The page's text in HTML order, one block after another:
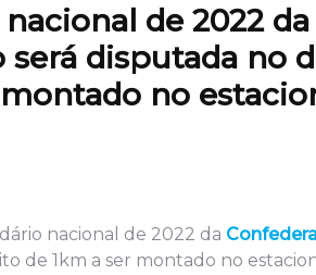
de 2022 da
disputada no
no
nacional de 2022 da
de 1km a ser montado no